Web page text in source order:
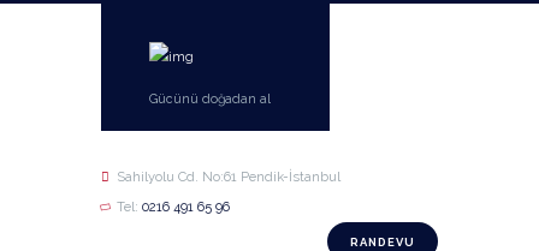
Gücünü doğadan al
Sahilyolu Cd. No:61 Pendik-İstanbul
Tel: 0216 491 65 96
RANDEVU